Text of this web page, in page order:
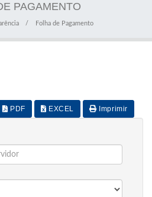
PAGAMENTO
Folha de Pagamento
PDF EXCEL Imprimir